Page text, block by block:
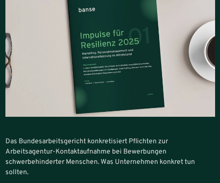
Das Bundesarbeitsgericht konkretisiert Pflichten zur
Arbeitsagentur-Kontaktaufnahme bei Bewerbungen
schwerbehinderter Menschen. Was Unternehmen konkret tun
sollten.